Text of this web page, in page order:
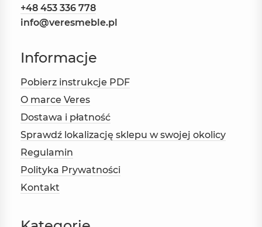
+48 453 336 778
info@veresmeble.pl
Informacje
Pobierz instrukcje PDF
O marce Veres
Dostawa i płatność
Sprawdź lokalizację sklepu w swojej okolicy
Regulamin
Polityka Prywatności
Kontakt